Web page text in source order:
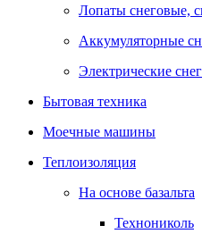
Лопаты снеговые,
Аккумуляторные
Электрические
Бытовая техника
Моечные машины
Теплоизоляция
На основе базальта
Технониколь